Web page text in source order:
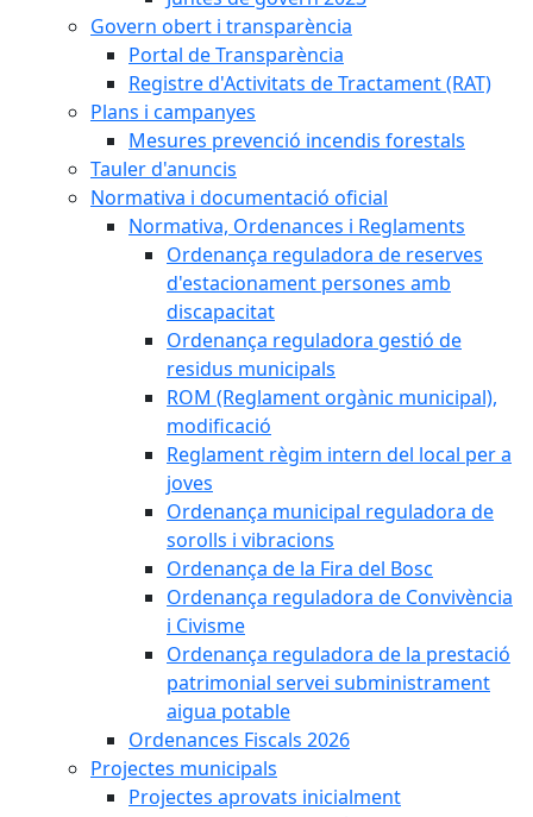
Govern obert i transparència
Portal de Transparència
Registre d'Activitats de Tractament (RAT)
Plans i campanyes
Mesures prevenció incendis forestals
Tauler d'anuncis
Normativa i documentació oficial
Normativa, Ordenances i Reglaments
Ordenança reguladora de reserves
d'estacionament persones amb
discapacitat
Ordenança reguladora gestió de
residus municipals
ROM (Reglament orgànic municipal),
modificació
Reglament règim intern del local per a
joves
Ordenança municipal reguladora de
sorolls i vibracions
Ordenança de la Fira del Bosc
Ordenança reguladora de Convivència
i Civisme
Ordenança reguladora de la prestació
patrimonial servei subministrament
aigua potable
Ordenances Fiscals 2026
Projectes municipals
Projectes aprovats inicialment